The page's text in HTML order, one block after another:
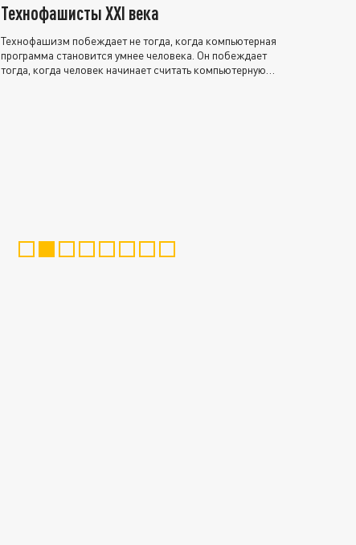
Технофашисты XXI века
Технофашизм побеждает не тогда, когда компьютерная
программа становится умнее человека. Он побеждает
тогда, когда человек начинает считать компьютерную